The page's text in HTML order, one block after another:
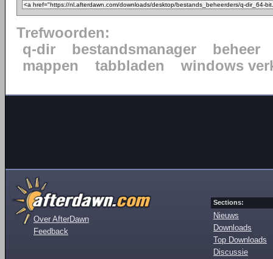
Trefwoorden:
q-dir
bestandsmanager
beheer
mappen
tabbladen windows
Over AfterDawn
Feedback
Sections:
Nieuws
Downloads
Top Downloads
Discussie